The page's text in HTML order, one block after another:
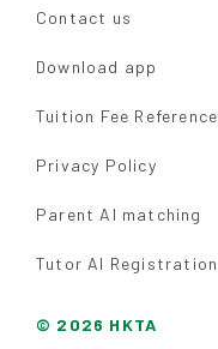
Contact us
Download app
Tuition Fee Reference
Privacy Policy
Parent AI matching
Tutor AI Registration
© 2026 HKTA